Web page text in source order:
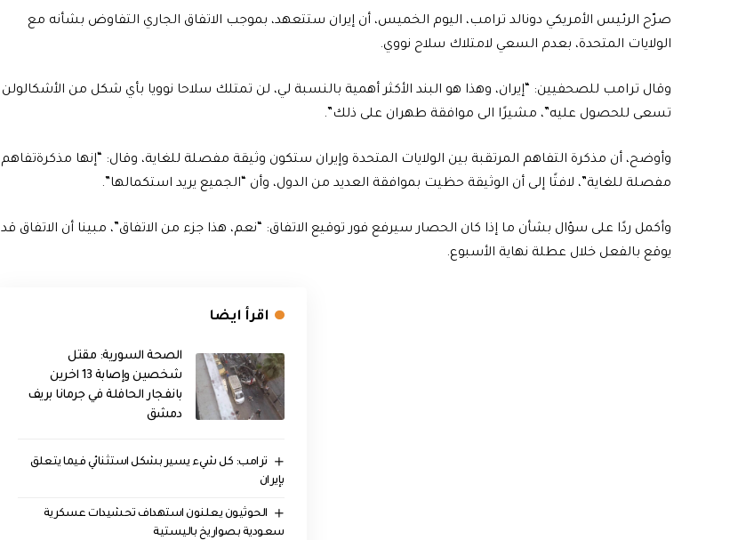
صرّح الرئيس الأمريكي دونالد ترامب، اليوم الخميس، أن إيران ستتعهد، بموجب الاتفاق الجاري التفاوض بشأنه مع
الولايات المتحدة، بعدم السعي لامتلاك سلاح نووي.
وقال ترامب للصحفيين: “إيران، وهذا هو البند الأكثر أهمية بالنسبة لي، لن تمتلك سلاحا نوويا بأي شكل من الأشكالولن
تسعى للحصول عليه”، مشيرًا الى موافقة طهران على ذلك”.
وأوضح، أن مذكرة التفاهم المرتقبة بين الولايات المتحدة وإيران ستكون وثيقة مفصلة للغاية، وقال: “إنها مذكرةتفاهم
مفصلة للغاية”، لافتًا إلى أن الوثيقة حظيت بموافقة العديد من الدول، وأن “الجميع يريد استكمالها”.
وأكمل ردًا على سؤال بشأن ما إذا كان الحصار سيرفع فور توقيع الاتفاق: “نعم، هذا جزء من الاتفاق”، مبينا أن الاتفاق قد
يوقع بالفعل خلال عطلة نهاية الأسبوع.
اقرأ ايضا
الصحة السورية: مقتل
شخصين وإصابة 13 اخرين
بانفجار الحافلة في جرمانا بريف
دمشق
ترامب: كل شيء يسير بشكل استثنائي فيما يتعلق
بإيران
الحوثيون يعلنون استهداف تحشيدات عسكرية
سعودية بصواريخ باليستية